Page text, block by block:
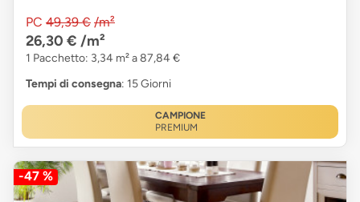
PC 49,39 € /m²
26,30 € /m²
1 Pacchetto: 3,34 m² a 87,84 €
Tempi di consegna: 15 Giorni
CAMPIONE
PREMIUM
-47 %